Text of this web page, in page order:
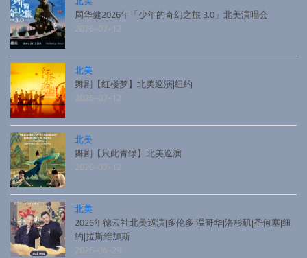
周华健2026年「少年的奇幻之旅 3.0」北美演唱会
2026-07-12
北美
舞剧【红楼梦】北美巡演|纽约
2026-07-12
北美
舞剧【只此青绿】北美巡演
2026-07-12
北美
2026年德云社北美巡演|多伦多|温哥华|洛杉矶|圣何塞|纽
约|拉斯维加斯
2026-04-29